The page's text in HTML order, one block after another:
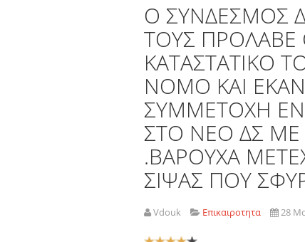
O ΣΥΝΔΕΣΜΟΣ
ΤΟΥΣ
ΚΑΤΑΣΤΑΤΙΚΟ
ΝΟΜΟ ΚΑΙ
ΣΥΜΜΕΤΟΧΗ ΕΝ
ΣΤΟ ΝΕΟ ΔΣ
.ΒΑΡΟΥΧΑ
ΣΙΨΑΣ ΠΟΥ
Vdouk Επικαιροτητα 28